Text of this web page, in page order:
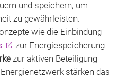
und speichern, um
zu gewährleisten.
wie die Einbindung
zur Energiespeicherung
zur aktiven Beteiligung
stärken das